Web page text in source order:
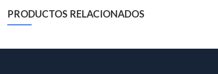
PRODUCTOS RELACIONADOS